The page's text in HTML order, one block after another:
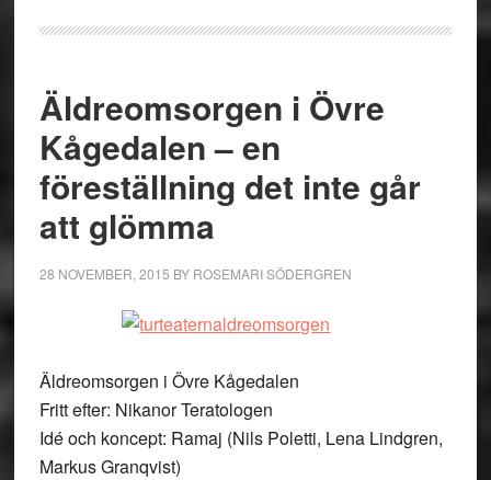
Äldreomsorgen i Övre
Kågedalen – en
föreställning det inte går
att glömma
28 NOVEMBER, 2015 BY ROSEMARI SÖDERGREN
Äldreomsorgen i Övre Kågedalen
Fritt efter: Nikanor Teratologen
Idé och koncept: Ramaj (Nils Poletti, Lena Lindgren,
Markus Granqvist)